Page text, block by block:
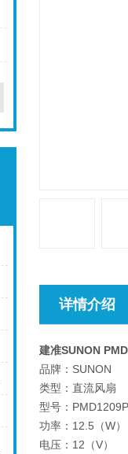
详情介绍
建准SUNON
品牌：SUNON
类型：直流风扇
型号：
功率：12.5（W）
电压：12（V）